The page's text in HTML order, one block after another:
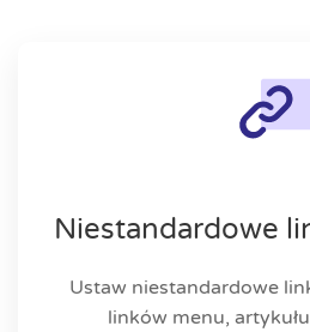
Niestandardowe
Ustaw niestandardowe
linków menu,